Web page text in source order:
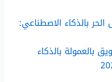
بالذكاء الاصطناعي:
بالعمولة بالذكاء